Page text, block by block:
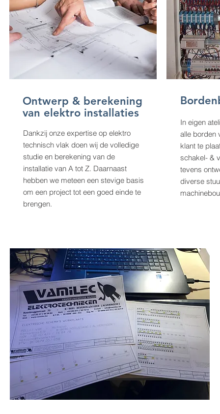
Ontwerp & berekening
van elektro installaties
Dankzij onze expertise op elektro
technisch vlak doen wij de volledige
studie en berekening van de
installatie van A tot Z. Daarnaast
hebben we meteen een stevige basis
om een project tot een goed einde te
brengen.
In eigen
alle borden
klant te
schakel- &
tevens
diverse